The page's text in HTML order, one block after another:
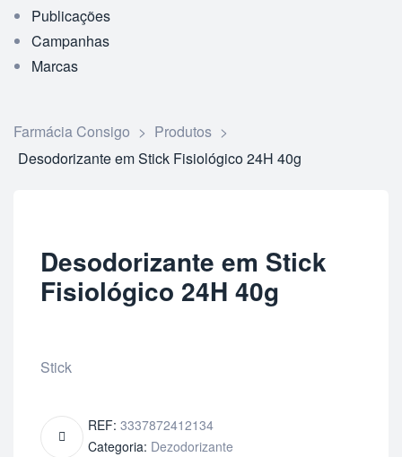
Publicações
Campanhas
Marcas
Farmácia Consigo > Produtos >
Desodorizante em Stick Fisiológico 24H 40g
Desodorizante em Stick
Fisiológico 24H 40g
Stick
REF: 3337872412134
Categoria: Dezodorizante